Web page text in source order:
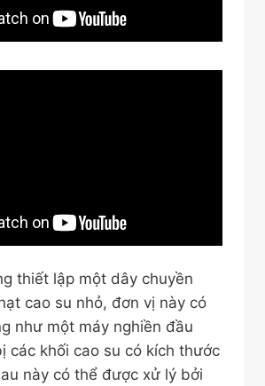
thiết lập một dây chuyền
cao su nhỏ, đơn vị này có
như một máy nghiền đầu
các khối cao su có kích thước
này có thể được xử lý bởi